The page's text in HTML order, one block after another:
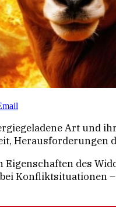
Art und
Herausforderungen
des
Konfliktsituationen